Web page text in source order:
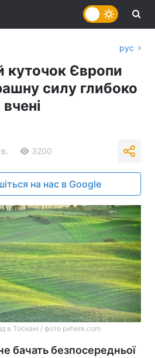
рус
куточок Європи
силу глибоко
3200
на нас в Google
в Тоскані / фото pxhere.com
бачать безпосередньої